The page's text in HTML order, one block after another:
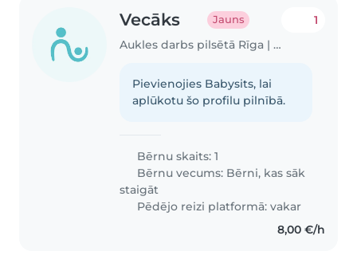
Vecāks Jauns
Aukles darbs pilsētā Rīga | Babysits
1
Pievienojies Babysits, lai
aplūkotu šo profilu pilnībā.
Bērnu skaits: 1
Bērnu vecums: Bērni, kas sāk
staigāt
Pēdējo reizi platformā: vakar
8,00 €/h